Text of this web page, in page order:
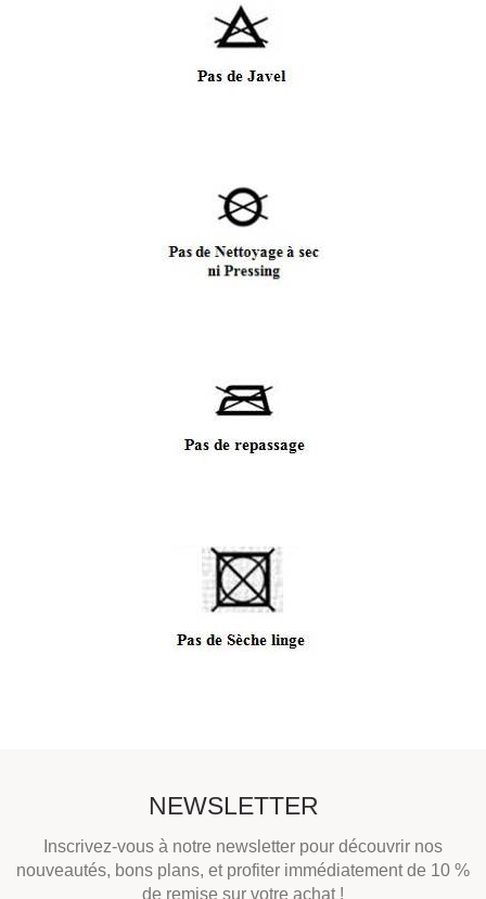
NEWSLETTER
Inscrivez-vous à notre newsletter pour découvrir nos
nouveautés, bons plans, et profiter immédiatement de 10 %
de remise sur votre achat !